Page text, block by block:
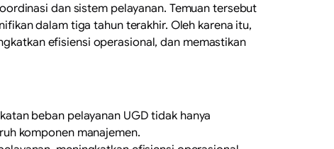
dan sistem pelayanan. Temuan tersebut
dalam tiga tahun terakhir. Oleh karena itu,
efisiensi operasional, dan memastikan
beban pelayanan UGD tidak hanya
komponen manajemen.